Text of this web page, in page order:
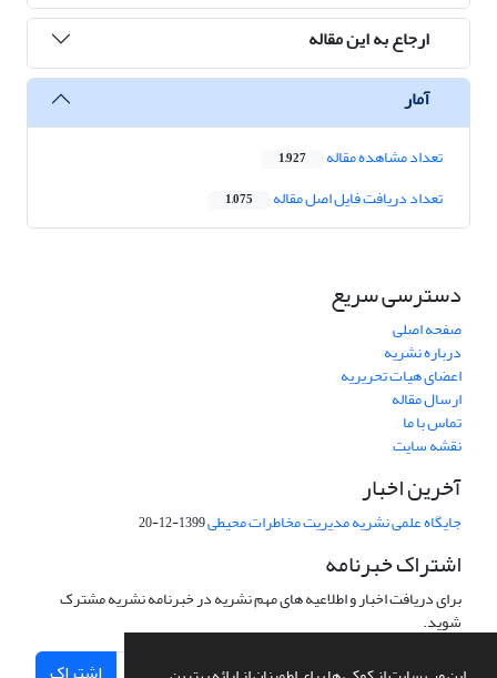
ارجاع به این مقاله
آمار
تعداد مشاهده مقاله 1,927
تعداد دریافت فایل اصل مقاله 1,075
دسترسی سریع
صفحه اصلی
درباره نشریه
اعضای هیات تحریریه
ارسال مقاله
تماس با ما
نقشه سایت
آخرین اخبار
جایگاه علمی نشریه مدیریت مخاطرات محیطی1399-12-20
اشتراک خبرنامه
برای دریافت اخبار و اطلاعیه های مهم نشریه در خبرنامه نشریه مشترک
شوید.